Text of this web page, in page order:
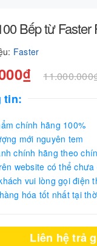
Bếp từ Faster
Faster
tin:
chính hãng 100%
mới nguyên tem
chính hãng theo
website có thể
vui lòng gọi điện
hóa tốt nhất tại
Liên hệ trả